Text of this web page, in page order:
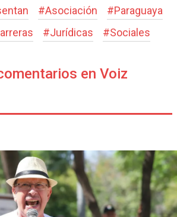
#Asociación #Paraguaya
#Jurídicas #Sociales
en Voiz